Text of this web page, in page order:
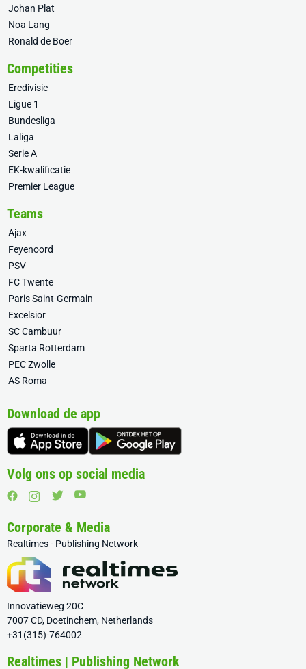
Johan Plat
Noa Lang
Ronald de Boer
Competities
Eredivisie
Ligue 1
Bundesliga
Laliga
Serie A
EK-kwalificatie
Premier League
Teams
Ajax
Feyenoord
PSV
FC Twente
Paris Saint-Germain
Excelsior
SC Cambuur
Sparta Rotterdam
PEC Zwolle
AS Roma
Download de app
Volg ons op social media
Corporate & Media
Realtimes - Publishing Network
Innovatieweg 20C
7007 CD, Doetinchem, Netherlands
+31(315)-764002
Realtimes | Publishing Network